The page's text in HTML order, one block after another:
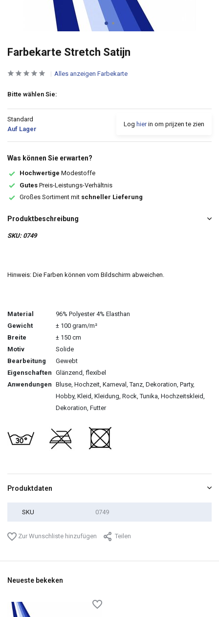
Farbekarte Stretch Satijn
Alles anzeigen Farbekarte
Bitte wählen Sie:
Standard
Auf Lager
Log hierin om prijzen te zien
Was können Sie erwarten?
Hochwertige Modestoffe
Gutes Preis-Leistungs-Verhältnis
Großes Sortiment mit schneller Lieferung
Produktbeschreibung
SKU: 0749
Hinweis: Die Farben können vom Bildschirm abweichen.
Material
96% Polyester 4% Elasthan
Gewicht
± 100 gram/m²
Breite
± 150 cm
Motiv
Solide
Bearbeitung
Gewebt
Eigenschaften Glänzend, flexibel
Anwendungen Bluse, Hochzeit, Karneval, Tanz, Dekoration, Party,
Hobby, Kleid, Kleidung, Rock, Tunika, Hochzeitskleid,
Dekoration, Futter
Produktdaten
SKU 0749
Zur Wunschliste hinzufügen Teilen
Neueste bekeken